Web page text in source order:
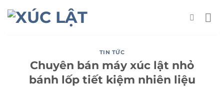
to
TIN TỨC
Chuyên bán máy xúc lật nhỏ
bánh lốp tiết kiệm nhiên liệu